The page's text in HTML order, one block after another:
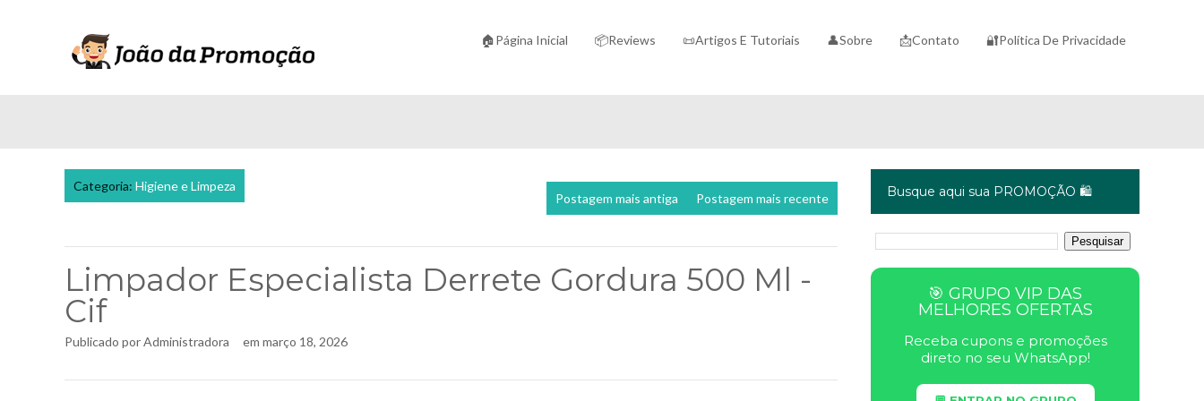
🏠Página Inicial 📦Reviews 📜Artigos E Tutoriais 👤Sobre 📩Contato 🔐Política De Privacidade
Categoria: Higiene e Limpeza
Postagem mais recente
Postagem mais antiga
Limpador Especialista Derrete Gordura 500 Ml -
Cif
Publicado porAdministradora em março 18, 2026
Busque aqui sua PROMOÇÃO 🛍️
🎯 GRUPO VIP DAS
MELHORES OFERTAS
Receba cupons e promoções
direto no seu WhatsApp!